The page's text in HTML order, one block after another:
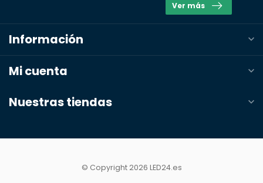
Ver más
Información
Mi cuenta
Nuestras tiendas
© Copyright 2026 LED24.es